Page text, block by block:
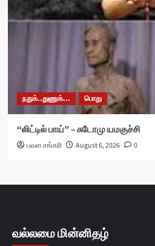
நறுக்..துணுக்... பொது
“லிட்டில் பாய்” – சுடோமு யமகுச்சி
பவள சங்கரி August 6, 2026 0
வல்லமை மின்னிதழ்